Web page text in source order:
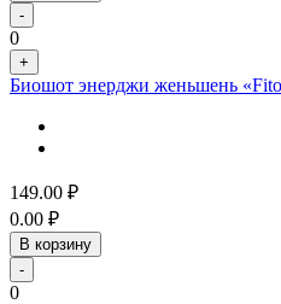
-
0
+
Биошот энерджи женьшень
149.00 ₽
0.00 ₽
В корзину
-
0